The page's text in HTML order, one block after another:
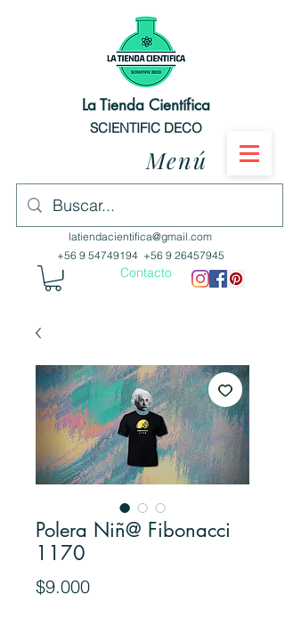
La Tienda Científica
SCIENTIFIC DECO
Menú
latiendacientifica@gmail.com
+56 9 54749194 +56 9 26457945
Contacto
Polera Niñ@ Fibonacci
1170
$9.000Precio